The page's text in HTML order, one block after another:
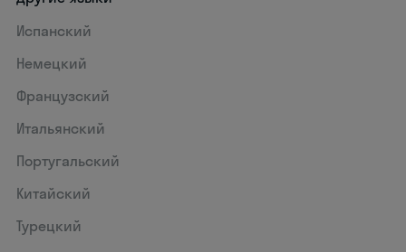
Испанский
Немецкий
Французский
Итальянский
Португальский
Китайский
Турецкий